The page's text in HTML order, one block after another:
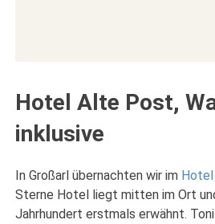
Hotel Alte Post,
inklusive
In Großarl übernachten wir im
Sterne Hotel liegt mitten im Ort
Jahrhundert erstmals erwähnt.